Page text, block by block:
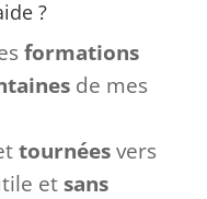
?
formations
de mes
tournéesvers
et sans